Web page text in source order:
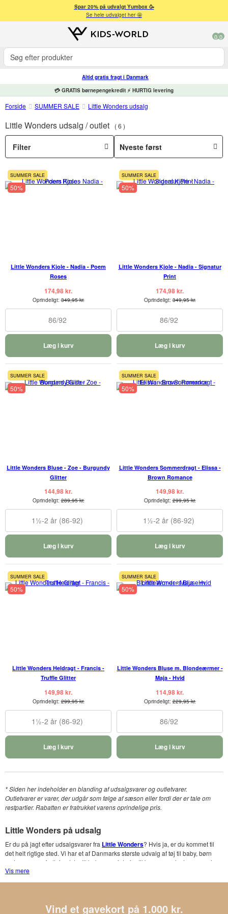
Spar 20% på udvalgt Yumbox 🥳
Se hele udvalget her 🤩
0 0
Altid gratis fragt i Danmark
💳 GRATIS børnepengekredit ⚡ HURTIG levering
Forside SUMMER SALE Little Wonders udsalg
Little Wonders udsalg / outlet 6
Filter
SUMMER SALE
50%
Little Wonders Kjole - Nadia - Poem
Roses
174,98 kr.
Oprindeligt:349,95 kr.
86/92
Læg i kurv
SUMMER SALE
50%
Little Wonders Kjole - Nadia - Signatur
Print
174,98 kr.
Oprindeligt:349,95 kr.
86/92
Læg i kurv
SUMMER SALE
50%
Little Wonders Bluse - Zoe - Burgundy
Glitter
144,98 kr.
Oprindeligt:289,95 kr.
1½-2 år (86-92)
Læg i kurv
SUMMER SALE
50%
Little Wonders Sommerdragt - Elissa -
Brown Romance
149,98 kr.
Oprindeligt:299,95 kr.
1½-2 år (86-92)
Læg i kurv
SUMMER SALE
50%
Little Wonders Heldragt - Francis -
Truffle Glitter
149,98 kr.
Oprindeligt:299,95 kr.
1½-2 år (86-92)
Læg i kurv
SUMMER SALE
50%
Little Wonders Bluse m. Blondeærmer -
Maja - Hvid
114,98 kr.
Oprindeligt:229,95 kr.
86/92
Læg i kurv
* Siden her indeholder en blanding af udsalgsvarer og outletvarer.
Outletvarer er varer, der udgår som følge af sæson eller fordi der er tale om
restpartier. Rabatten er fratrukket varens oprindelige pris.
Little Wonders på udsalg
Er du på jagt efter udsalgsvarer fra Little Wonders? Hvis ja, er du kommet til
det helt rigtige sted. Vi har et af Danmarks største udvalg af tøj til baby, børn
og teenagere, fodtøj, udstyr til babyer og interiør til børneværelset og meget
mere.
da det kommer dig til gode. Du kan altid finde de nedsatte produkter fra Little
Vis mere
Vind et gavekort på 1.000 kr.